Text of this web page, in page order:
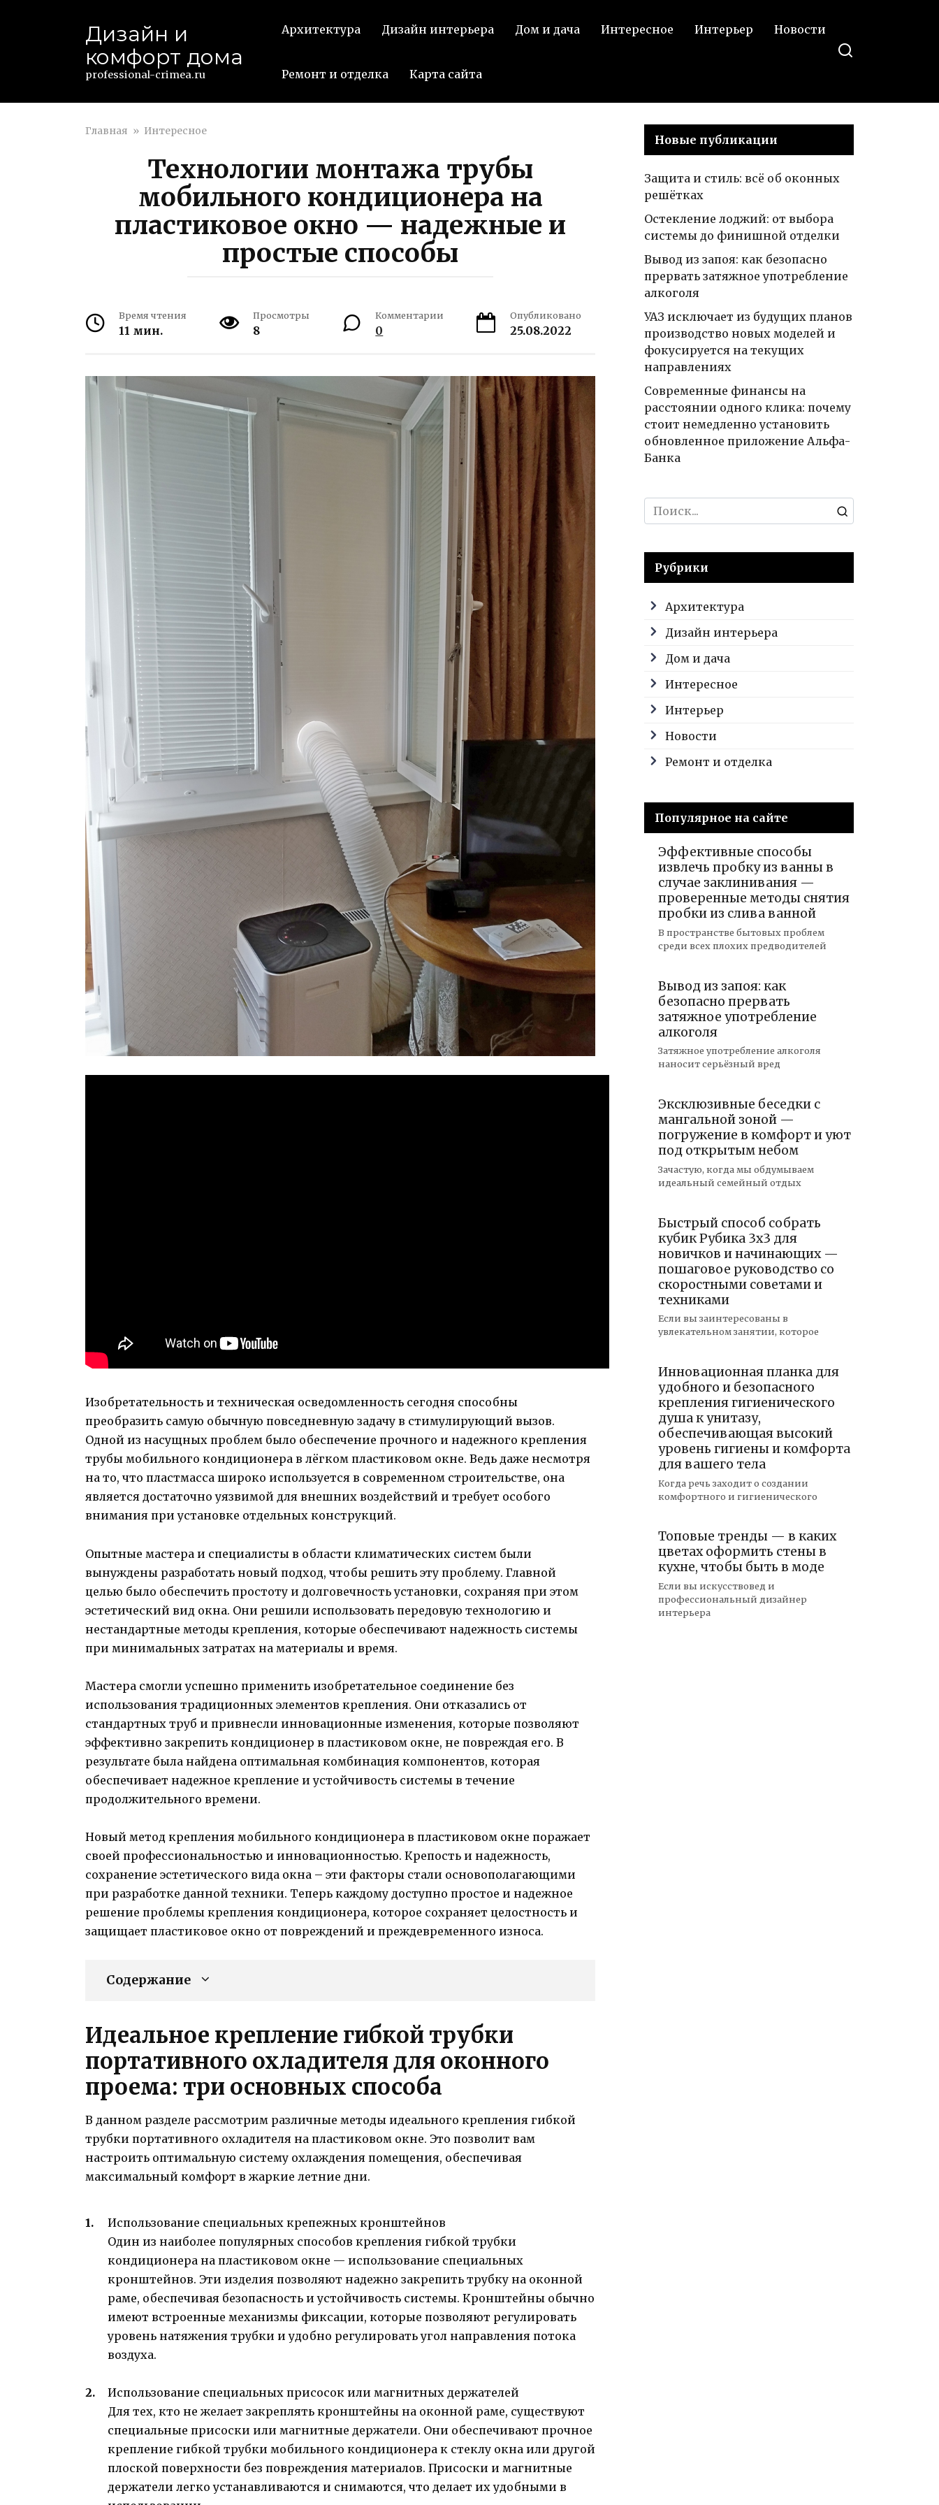
Дизайн и
комфорт дома
professional-crimea.ru
Архитектура Дизайн интерьера Дом и дача Интересное Интерьер Новости
Ремонт и отделка Карта сайта
Главная » Интересное
Технологии монтажа трубы
мобильного кондиционера на
пластиковое окно — надежные и
простые способы
Время чтения
11 мин.
Просмотры
8
Комментарии
0
Опубликовано
25.08.2022
Изобретательность и техническая осведомленность сегодня способны
преобразить самую обычную повседневную задачу в стимулирующий вызов.
Одной из насущных проблем было обеспечение прочного и надежного крепления
трубы мобильного кондиционера в лёгком пластиковом окне. Ведь даже несмотря
на то, что пластмасса широко используется в современном строительстве, она
является достаточно уязвимой для внешних воздействий и требует особого
внимания при установке отдельных конструкций.
Опытные мастера и специалисты в области климатических систем были
вынуждены разработать новый подход, чтобы решить эту проблему. Главной
целью было обеспечить простоту и долговечность установки, сохраняя при этом
эстетический вид окна. Они решили использовать передовую технологию и
нестандартные методы крепления, которые обеспечивают надежность системы
при минимальных затратах на материалы и время.
Мастера смогли успешно применить изобретательное соединение без
использования традиционных элементов крепления. Они отказались от
стандартных труб и привнесли инновационные изменения, которые позволяют
эффективно закрепить кондиционер в пластиковом окне, не повреждая его. В
результате была найдена оптимальная комбинация компонентов, которая
обеспечивает надежное крепление и устойчивость системы в течение
продолжительного времени.
Новый метод крепления мобильного кондиционера в пластиковом окне поражает
своей профессиональностью и инновационностью. Крепость и надежность,
сохранение эстетического вида окна – эти факторы стали основополагающими
при разработке данной техники. Теперь каждому доступно простое и надежное
решение проблемы крепления кондиционера, которое сохраняет целостность и
защищает пластиковое окно от повреждений и преждевременного износа.
Содержание
Идеальное крепление гибкой трубки
портативного охладителя для оконного
проема: три основных способа
В данном разделе рассмотрим различные методы идеального крепления гибкой
трубки портативного охладителя на пластиковом окне. Это позволит вам
настроить оптимальную систему охлаждения помещения, обеспечивая
максимальный комфорт в жаркие летние дни.
Использование специальных крепежных кронштейнов
Один из наиболее популярных способов крепления гибкой трубки
кондиционера на пластиковом окне — использование специальных
кронштейнов. Эти изделия позволяют надежно закрепить трубку на оконной
раме, обеспечивая безопасность и устойчивость системы. Кронштейны обычно
имеют встроенные механизмы фиксации, которые позволяют регулировать
уровень натяжения трубки и удобно регулировать угол направления потока
воздуха.
Использование специальных присосок или магнитных держателей
Для тех, кто не желает закреплять кронштейны на оконной раме, существуют
специальные присоски или магнитные держатели. Они обеспечивают прочное
крепление гибкой трубки мобильного кондиционера к стеклу окна или другой
плоской поверхности без повреждения материалов. Присоски и магнитные
держатели легко устанавливаются и снимаются, что делает их удобными в
Новые публикации
Защита и стиль: всё об оконных
решётках
Остекление лоджий: от выбора
системы до финишной отделки
Вывод из запоя: как безопасно
прервать затяжное употребление
алкоголя
УАЗ исключает из будущих планов
производство новых моделей и
фокусируется на текущих
направлениях
Современные финансы на
расстоянии одного клика: почему
стоит немедленно установить
обновленное приложение Альфа-
Банка
Search
for:
Рубрики
Архитектура
Дизайн интерьера
Дом и дача
Интересное
Интерьер
Новости
Ремонт и отделка
Популярное на сайте
Эффективные способы
извлечь пробку из ванны в
случае заклинивания —
проверенные методы снятия
пробки из слива ванной
В пространстве бытовых проблем
среди всех плохих предводителей
Вывод из запоя: как
безопасно прервать
затяжное употребление
алкоголя
Затяжное употребление алкоголя
наносит серьёзный вред
Эксклюзивные беседки с
мангальной зоной —
погружение в комфорт и уют
под открытым небом
Зачастую, когда мы обдумываем
идеальный семейный отдых
Быстрый способ собрать
кубик Рубика 3х3 для
новичков и начинающих —
пошаговое руководство со
скоростными советами и
техниками
Если вы заинтересованы в
увлекательном занятии, которое
Инновационная планка для
удобного и безопасного
крепления гигиенического
душа к унитазу,
обеспечивающая высокий
уровень гигиены и комфорта
для вашего тела
Когда речь заходит о создании
комфортного и гигиенического
Топовые тренды — в каких
цветах оформить стены в
кухне, чтобы быть в моде
Если вы искусствовед и
профессиональный дизайнер
интерьера